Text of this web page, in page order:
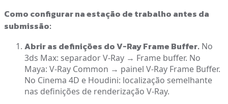
Como configurar na estação de trabalho antes da
submissão:
Abrir as definições do V-Ray Frame Buffer. No
3ds Max: separador V-Ray → Frame buffer. No
Maya: V-Ray Common → painel V-Ray Frame Buffer.
No Cinema 4D e Houdini: localização semelhante
nas definições de renderização V-Ray.